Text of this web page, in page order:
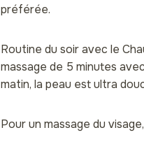
préférée.
Routine du soir avec le
massage de 5 minutes
matin, la peau est ultra
Pour un massage du